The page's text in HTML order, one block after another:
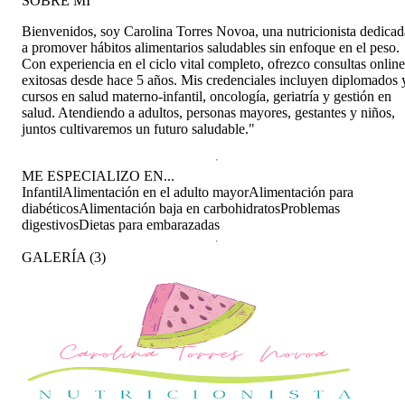
Bienvenidos, soy Carolina Torres Novoa, una nutricionista
a promover hábitos alimentarios saludables sin enfoque en el peso.
Con experiencia en el ciclo vital completo, ofrezco consultas online
exitosas desde hace 5 años. Mis credenciales incluyen diplomados
cursos en salud materno-infantil, oncología, geriatría y gestión en
salud. Atendiendo a adultos, personas mayores, gestantes y niños,
juntos cultivaremos un futuro saludable."
ME ESPECIALIZO EN...
InfantilAlimentación en el adulto mayorAlimentación para
diabéticosAlimentación baja en carbohidratosProblemas
digestivosDietas para embarazadas
GALERÍA (3)